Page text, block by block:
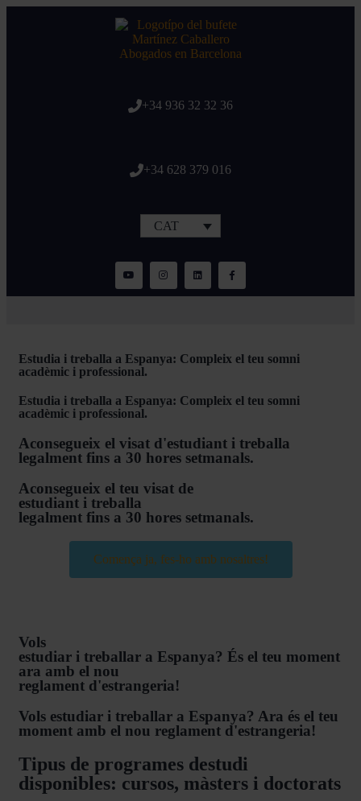
+34 936 32 32 36
+34 628 379 016
CAT
Estudia i treballa a Espanya: Compleix el teu somni
acadèmic i professional.
Estudia i treballa a Espanya: Compleix el teu somni
acadèmic i professional.
Aconsegueix el visat d'estudiant i treballa
legalment fins a 30 hores setmanals.
Aconsegueix el teu visat de
estudiant i treballa
legalment fins a 30 hores setmanals.
Comença ja, fes-ho amb nosaltres!
Vols
estudiar i treballar a Espanya? És el teu moment
ara amb el nou
reglament d'estrangeria!
Vols estudiar i treballar a Espanya? Ara és el teu
moment amb el nou reglament d'estrangeria!
Tipus de programes destudi
disponibles: cursos, màsters i doctorats